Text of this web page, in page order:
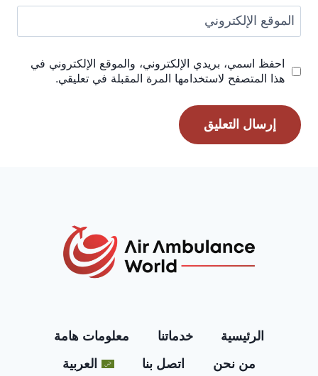
الموقع الإلكتروني
احفظ اسمي، بريدي الإلكتروني، والموقع الإلكتروني في
هذا المتصفح لاستخدامها المرة المقبلة في تعليقي.
الرئيسية خدماتنا
معلومات هامة
من نحن
اتصل بنا العربية